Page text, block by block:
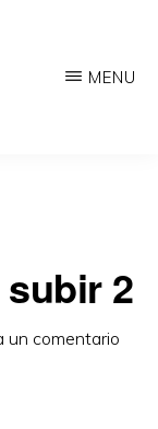
MENU
2
un comentario